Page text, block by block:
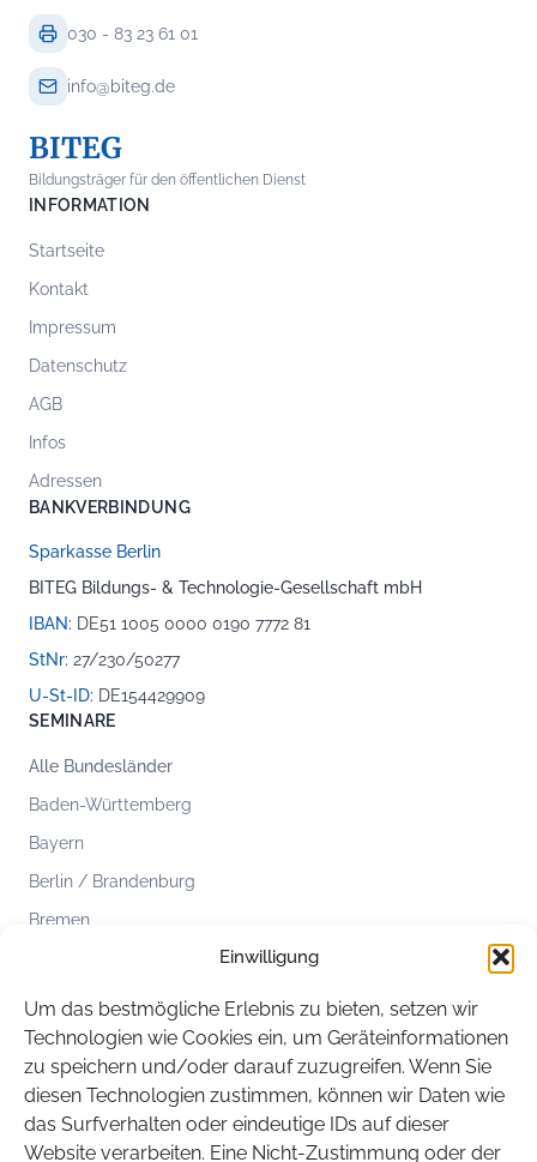
Einwilligung
Um das bestmögliche Erlebnis zu bieten, setzen wir
Technologien wie Cookies ein, um Geräteinformationen
zu speichern und/oder darauf zuzugreifen. Wenn Sie
diesen Technologien zustimmen, können wir Daten wie
das Surfverhalten oder eindeutige IDs auf dieser
Website verarbeiten. Eine Nicht-Zustimmung oder der
030 - 83 23 61 01
info@biteg.de
BITEG
Bildungsträger für den öffentlichen Dienst
INFORMATION
Startseite
Kontakt
Impressum
Datenschutz
AGB
Infos
Adressen
BANKVERBINDUNG
Sparkasse Berlin
BITEG Bildungs- & Technologie-Gesellschaft mbH
IBAN: DE51 1005 0000 0190 7772 81
StNr: 27/230/50277
U-St-ID: DE154429909
SEMINARE
Alle Bundesländer
Baden-Württemberg
Bayern
Berlin / Brandenburg
Bremen
Mecklenburg-Vorpommern
Niedersachsen
Nordrhein-Westfalen
Rheinland-Pfalz